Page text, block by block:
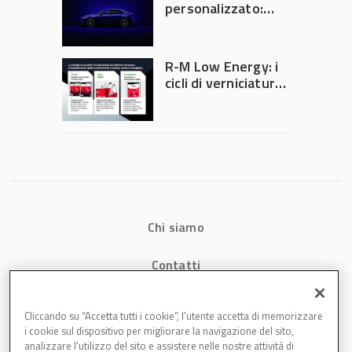
personalizzato:
diventa ingegneria
di precisione
R-M Low Energy: i
cicli di verniciatura
tempi e costi in
Chi siamo
Contatti
Cookies
Cliccando su “Accetta tutti i cookie”, l'utente accetta di memorizzare
i cookie sul dispositivo per migliorare la navigazione del sito,
analizzare l'utilizzo del sito e assistere nelle nostre attività di